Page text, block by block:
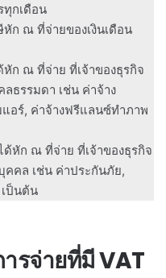
ทุกเดือน
ก ณ ที่จ่ายของเงินเดือน
ก ณ ที่จ่าย ที่เจ้าของธุรกิจ
ธรรมดา เช่น ค่าจ้าง
อร์, ค่าจ้างฟรีแลนซ์ทำภาพ
ด้หัก ณ ที่จ่าย ที่เจ้าของธุรกิจ
คล เช่น ค่าประกันภัย,
ป็นต้น
รจ่ายที่มี VAT